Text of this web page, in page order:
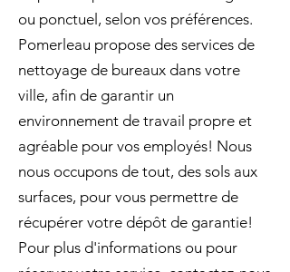
ou ponctuel, selon vos préférences.
Pomerleau propose des services de
nettoyage de bureaux dans votre
ville, afin de garantir un
environnement de travail propre et
agréable pour vos employés! Nous
nous occupons de tout, des sols aux
surfaces, pour vous permettre de
récupérer votre dépôt de garantie!
Pour plus d'informations ou pour